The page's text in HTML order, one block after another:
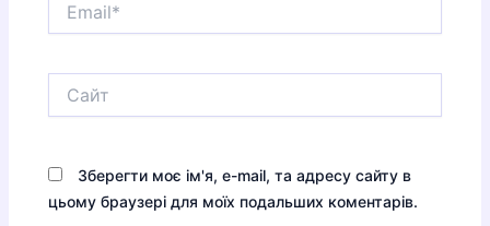
Зберегти моє ім'я, e-mail, та адресу сайту в
цьому браузері для моїх подальших коментарів.